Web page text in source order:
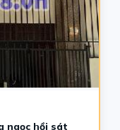
ngọc hồi sát